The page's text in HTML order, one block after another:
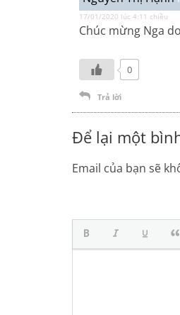
17/01/2020 lúc 4:11 chiều
Chúc mừng Nga
0
Trả lời
Để lại một
Email của bạn sẽ